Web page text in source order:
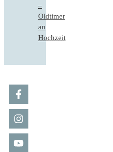
–
Oldtimer
an
Hochzeit